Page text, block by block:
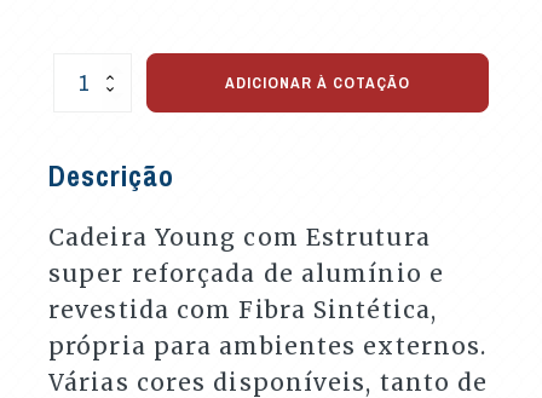
Cadeira
e
quantidade
ADICIONAR À COTAÇÃO
Descrição
Cadeira Young com Estrutura
super reforçada de alumínio e
revestida com Fibra Sintética,
própria para ambientes externos.
Várias cores disponíveis, tanto de